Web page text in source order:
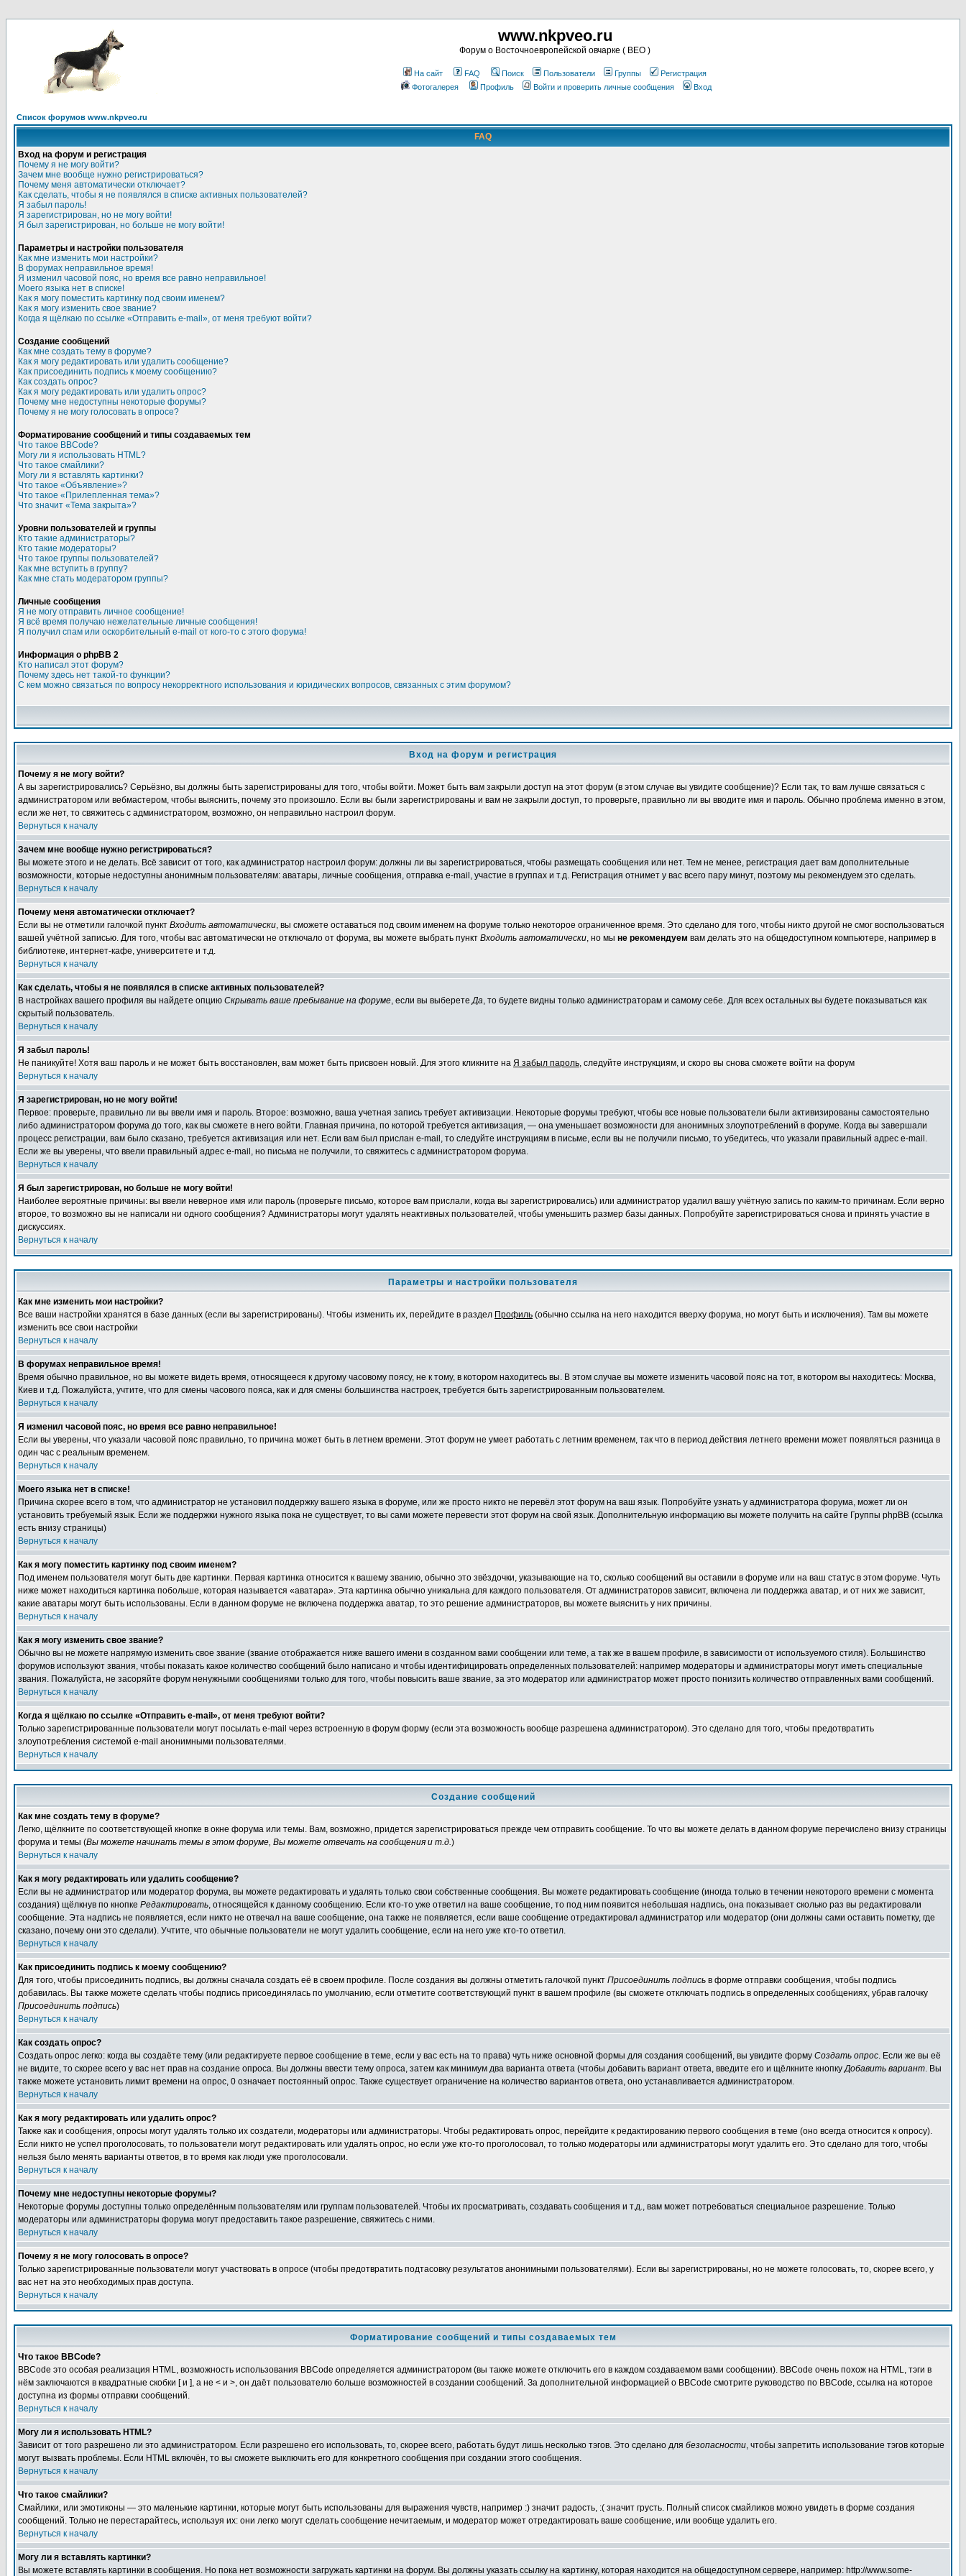
www.nkpveo.ru
Форум о Восточноевропейской овчарке ( ВЕО )
На сайт FAQ Поиск Пользователи Группы
Регистрация
Фотогалерея
Профиль Войти и проверить личные сообщения Вход
Список форумов www.nkpveo.ru
FAQ
Вход на форум и регистрация
Почему я не могу войти?
Зачем мне вообще нужно регистрироваться?
Почему меня автоматически отключает?
Как сделать, чтобы я не появлялся в списке активных пользователей?
Я забыл пароль!
Я зарегистрирован, но не могу войти!
Я был зарегистрирован, но больше не могу войти!
Параметры и настройки пользователя
Как мне изменить мои настройки?
В форумах неправильное время!
Я изменил часовой пояс, но время все равно неправильное!
Моего языка нет в списке!
Как я могу поместить картинку под своим именем?
Как я могу изменить свое звание?
Когда я щёлкаю по ссылке «Отправить e-mail», от меня требуют войти?
Создание сообщений
Как мне создать тему в форуме?
Как я могу редактировать или удалить сообщение?
Как присоединить подпись к моему сообщению?
Как создать опрос?
Как я могу редактировать или удалить опрос?
Почему мне недоступны некоторые форумы?
Почему я не могу голосовать в опросе?
Форматирование сообщений и типы создаваемых тем
Что такое BBCode?
Могу ли я использовать HTML?
Что такое смайлики?
Могу ли я вставлять картинки?
Что такое «Объявление»?
Что такое «Прилепленная тема»?
Что значит «Тема закрыта»?
Уровни пользователей и группы
Кто такие администраторы?
Кто такие модераторы?
Что такое группы пользователей?
Как мне вступить в группу?
Как мне стать модератором группы?
Личные сообщения
Я не могу отправить личное сообщение!
Я всё время получаю нежелательные личные сообщения!
Я получил спам или оскорбительный e-mail от кого-то с этого форума!
Информация о phpBB 2
Кто написал этот форум?
Почему здесь нет такой-то функции?
С кем можно связаться по вопросу некорректного использования и юридических вопросов, связанных с этим форумом?
Вход на форум и регистрация
Почему я не могу войти?
А вы зарегистрировались? Серьёзно, вы должны быть зарегистрированы для того, чтобы войти. Может быть вам закрыли доступ на этот форум (в этом случае вы увидите сообщение)? Если так, то вам лучше связаться с
администратором или вебмастером, чтобы выяснить, почему это произошло. Если вы были зарегистрированы и вам не закрыли доступ, то проверьте, правильно ли вы вводите имя и пароль. Обычно проблема именно в этом,
если же нет, то свяжитесь с администратором, возможно, он неправильно настроил форум.
Вернуться к началу
Зачем мне вообще нужно регистрироваться?
Вы можете этого и не делать. Всё зависит от того, как администратор настроил форум: должны ли вы зарегистрироваться, чтобы размещать сообщения или нет. Тем не менее, регистрация дает вам дополнительные
возможности, которые недоступны анонимным пользователям: аватары, личные сообщения, отправка e-mail, участие в группах и т.д. Регистрация отнимет у вас всего пару минут, поэтому мы рекомендуем это сделать.
Вернуться к началу
Почему меня автоматически отключает?
Если вы не отметили галочкой пункт Входить автоматически, вы сможете оставаться под своим именем на форуме только некоторое ограниченное время. Это сделано для того, чтобы никто другой не смог воспользоваться
вашей учётной записью. Для того, чтобы вас автоматически не отключало от форума, вы можете выбрать пункт Входить автоматически, но мы не рекомендуем вам делать это на общедоступном компьютере, например в
библиотеке, интернет-кафе, университете и т.д.
Вернуться к началу
Как сделать, чтобы я не появлялся в списке активных пользователей?
В настройках вашего профиля вы найдете опцию Скрывать ваше пребывание на форуме, если вы выберетеДа, то будете видны только администраторам и самому себе. Для всех остальных вы будете показываться как
скрытый пользователь.
Вернуться к началу
Я забыл пароль!
Не паникуйте! Хотя ваш пароль и не может быть восстановлен, вам может быть присвоен новый. Для этого кликните на Я забыл пароль, следуйте инструкциям, и скоро вы снова сможете войти на форум
Вернуться к началу
Я зарегистрирован, но не могу войти!
Первое: проверьте, правильно ли вы ввели имя и пароль. Второе: возможно, ваша учетная запись требует активизации. Некоторые форумы требуют, чтобы все новые пользователи были активизированы самостоятельно
либо администратором форума до того, как вы сможете в него войти. Главная причина, по которой требуется активизация, — она уменьшает возможности для анонимных злоупотреблений в форуме. Когда вы завершали
процесс регистрации, вам было сказано, требуется активизация или нет. Если вам был прислан e-mail, то следуйте инструкциям в письме, если вы не получили письмо, то убедитесь, что указали правильный адрес e-mail.
Если же вы уверены, что ввели правильный адрес e-mail, но письма не получили, то свяжитесь с администратором форума.
Вернуться к началу
Я был зарегистрирован, но больше не могу войти!
Наиболее вероятные причины: вы ввели неверное имя или пароль (проверьте письмо, которое вам прислали, когда вы зарегистрировались) или администратор удалил вашу учётную запись по каким-то причинам. Если верно
второе, то возможно вы не написали ни одного сообщения? Администраторы могут удалять неактивных пользователей, чтобы уменьшить размер базы данных. Попробуйте зарегистрироваться снова и принять участие в
дискуссиях.
Вернуться к началу
Параметры и настройки пользователя
Как мне изменить мои настройки?
Все ваши настройки хранятся в базе данных (если вы зарегистрированы). Чтобы изменить их, перейдите в раздел Профиль (обычно ссылка на него находится вверху форума, но могут быть и исключения). Там вы можете
изменить все свои настройки
Вернуться к началу
В форумах неправильное время!
Время обычно правильное, но вы можете видеть время, относящееся к другому часовому поясу, не к тому, в котором находитесь вы. В этом случае вы можете изменить часовой пояс на тот, в котором вы находитесь: Москва,
Киев и т.д. Пожалуйста, учтите, что для смены часового пояса, как и для смены большинства настроек, требуется быть зарегистрированным пользователем.
Вернуться к началу
Я изменил часовой пояс, но время все равно неправильное!
Если вы уверены, что указали часовой пояс правильно, то причина может быть в летнем времени. Этот форум не умеет работать с летним временем, так что в период действия летнего времени может появляться разница в
один час с реальным временем.
Вернуться к началу
Моего языка нет в списке!
Причина скорее всего в том, что администратор не установил поддержку вашего языка в форуме, или же просто никто не перевёл этот форум на ваш язык. Попробуйте узнать у администратора форума, может ли он
установить требуемый язык. Если же поддержки нужного языка пока не существует, то вы сами можете перевести этот форум на свой язык. Дополнительную информацию вы можете получить на сайте Группы phpBB (ссылка
есть внизу страницы)
Вернуться к началу
Как я могу поместить картинку под своим именем?
Под именем пользователя могут быть две картинки. Первая картинка относится к вашему званию, обычно это звёздочки, указывающие на то, сколько сообщений вы оставили в форуме или на ваш статус в этом форуме. Чуть
ниже может находиться картинка побольше, которая называется «аватара». Эта картинка обычно уникальна для каждого пользователя. От администраторов зависит, включена ли поддержка аватар, и от них же зависит,
какие аватары могут быть использованы. Если в данном форуме не включена поддержка аватар, то это решение администраторов, вы можете выяснить у них причины.
Вернуться к началу
Как я могу изменить свое звание?
Обычно вы не можете напрямую изменить свое звание (звание отображается ниже вашего имени в созданном вами сообщении или теме, а так же в вашем профиле, в зависимости от используемого стиля). Большинство
форумов используют звания, чтобы показать какое количество сообщений было написано и чтобы идентифицировать определенных пользователей: например модераторы и администраторы могут иметь специальные
звания. Пожалуйста, не засоряйте форум ненужными сообщениями только для того, чтобы повысить ваше звание, за это модератор или администратор может просто понизить количество отправленных вами сообщений.
Вернуться к началу
Когда я щёлкаю по ссылке «Отправить e-mail», от меня требуют войти?
Только зарегистрированные пользователи могут посылать e-mail через встроенную в форум форму (если эта возможность вообще разрешена администратором). Это сделано для того, чтобы предотвратить
злоупотребления системой e-mail анонимными пользователями.
Вернуться к началу
Создание сообщений
Как мне создать тему в форуме?
Легко, щёлкните по соответствующей кнопке в окне форума или темы. Вам, возможно, придется зарегистрироваться прежде чем отправить сообщение. То что вы можете делать в данном форуме перечислено внизу страницы
форума и темы (Вы можете начинать темы в этом форуме, Вы можете отвечать на сообщения и т.д.)
Вернуться к началу
Как я могу редактировать или удалить сообщение?
Если вы не администратор или модератор форума, вы можете редактировать и удалять только свои собственные сообщения. Вы можете редактировать сообщение (иногда только в течении некоторого времени с момента
создания) щёлкнув по кнопке Редактировать, относящейся к данному сообщению. Если кто-то уже ответил на ваше сообщение, то под ним появится небольшая надпись, она показывает сколько раз вы редактировали
сообщение. Эта надпись не появляется, если никто не отвечал на ваше сообщение, она также не появляется, если ваше сообщение отредактировал администратор или модератор (они должны сами оставить пометку, где
сказано, почему они это сделали). Учтите, что обычные пользователи не могут удалить сообщение, если на него уже кто-то ответил.
Вернуться к началу
Как присоединить подпись к моему сообщению?
Для того, чтобы присоединить подпись, вы должны сначала создать её в своем профиле. После создания вы должны отметить галочкой пункт Присоединить подпись в форме отправки сообщения, чтобы подпись
добавилась. Вы также можете сделать чтобы подпись присоединялась по умолчанию, если отметите соответствующий пункт в вашем профиле (вы сможете отключать подпись в определенных сообщениях, убрав галочку
Присоединить подпись)
Вернуться к началу
Как создать опрос?
Создать опрос легко: когда вы создаёте тему (или редактируете первое сообщение в теме, если у вас есть на то права) чуть ниже основной формы для создания сообщений, вы увидите форму Создать опрос. Если же вы её
не видите, то скорее всего у вас нет прав на создание опроса. Вы должны ввести тему опроса, затем как минимум два варианта ответа (чтобы добавить вариант ответа, введите его и щёлкните кнопкуДобавить вариант. Вы
также можете установить лимит времени на опрос, 0 означает постоянный опрос. Также существует ограничение на количество вариантов ответа, оно устанавливается администратором.
Вернуться к началу
Как я могу редактировать или удалить опрос?
Также как и сообщения, опросы могут удалять только их создатели, модераторы или администраторы. Чтобы редактировать опрос, перейдите к редактированию первого сообщения в теме (оно всегда относится к опросу).
Если никто не успел проголосовать, то пользователи могут редактировать или удалять опрос, но если уже кто-то проголосовал, то только модераторы или администраторы могут удалить его. Это сделано для того, чтобы
нельзя было менять варианты ответов, в то время как люди уже проголосовали.
Вернуться к началу
Почему мне недоступны некоторые форумы?
Некоторые форумы доступны только определённым пользователям или группам пользователей. Чтобы их просматривать, создавать сообщения и т.д., вам может потребоваться специальное разрешение. Только
модераторы или администраторы форума могут предоставить такое разрешение, свяжитесь с ними.
Вернуться к началу
Почему я не могу голосовать в опросе?
Только зарегистрированные пользователи могут участвовать в опросе (чтобы предотвратить подтасовку результатов анонимными пользователями). Если вы зарегистрированы, но не можете голосовать, то, скорее всего, у
вас нет на это необходимых прав доступа.
Вернуться к началу
Форматирование сообщений и типы создаваемых тем
Что такое BBCode?
BBCode это особая реализация HTML, возможность использования BBCode определяется администратором (вы также можете отключить его в каждом создаваемом вами сообщении). BBCode очень похож на HTML, тэги в
нём заключаются в квадратные скобки [ и ], а не < и >, он даёт пользователю больше возможностей в создании сообщений. За дополнительной информацией о BBCode смотрите руководство по BBCode, ссылка на которое
доступна из формы отправки сообщений.
Вернуться к началу
Могу ли я использовать HTML?
Зависит от того разрешено ли это администратором. Если разрешено его использовать, то, скорее всего, работать будут лишь несколько тэгов. Это сделано для безопасности, чтобы запретить использование тэгов которые
могут вызвать проблемы. Если HTML включён, то вы сможете выключить его для конкретного сообщения при создании этого сообщения.
Вернуться к началу
Что такое смайлики?
Смайлики, или эмотиконы — это маленькие картинки, которые могут быть использованы для выражения чувств, например :) значит радость, :( значит грусть. Полный список смайликов можно увидеть в форме создания
сообщений. Только не перестарайтесь, используя их: они легко могут сделать сообщение нечитаемым, и модератор может отредактировать ваше сообщение, или вообще удалить его.
Вернуться к началу
Могу ли я вставлять картинки?
Вы можете вставлять картинки в сообщения. Но пока нет возможности загружать картинки на форум. Вы должны указать ссылку на картинку, которая находится на общедоступном сервере, например: http://www.some-